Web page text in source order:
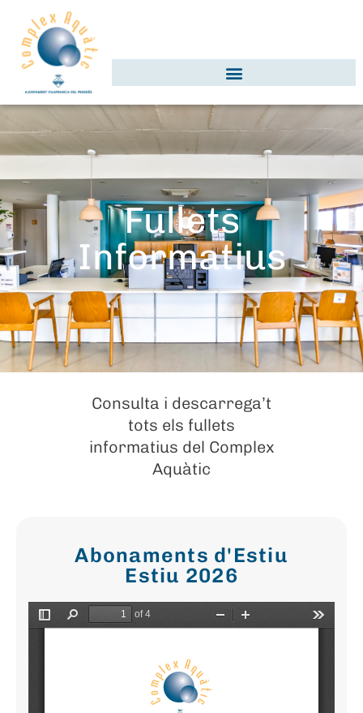
Fullets
Informatius
Consulta i descarrega’t
tots els fullets
informatius del Complex
Aquàtic
Abonaments d'Estiu
Estiu 2026